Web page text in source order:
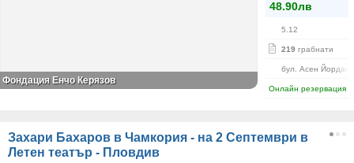
48.90лв
5.12
219 грабнати
бул. Асен
Онлайн резервация
Фондация Енчо Керязов
Захари Бахаров в Чамкория - на 2 Септември в
Летен театър - Пловдив